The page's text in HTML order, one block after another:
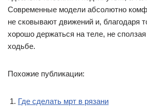
Современные модели абсолютно
не сковывают движений и, благодаря
хорошо держаться на теле, не
ходьбе.
Похожие публикации:
Где сделать мрт в рязани